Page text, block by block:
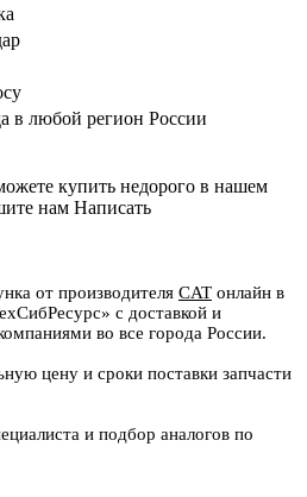
в любой регион России
купить недорого в нашем
нам Написать
от производителя CAT онлайн в
с доставкой и
во все города России.
цену и сроки поставки запчасти
и подбор аналогов по